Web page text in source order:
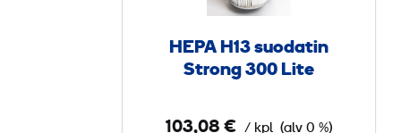
1
HEPA H13 suodatin
Strong 300 Lite
103,08 € / kpl (alv 0 %)